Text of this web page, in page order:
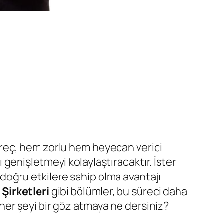
hem zorlu hem heyecan verici
genişletmeyi kolaylaştıracaktır. İster
etkilere sahip olma avantajı
Şirketleri gibi bölümler, bu süreci daha
şeyi bir göz atmaya ne dersiniz?